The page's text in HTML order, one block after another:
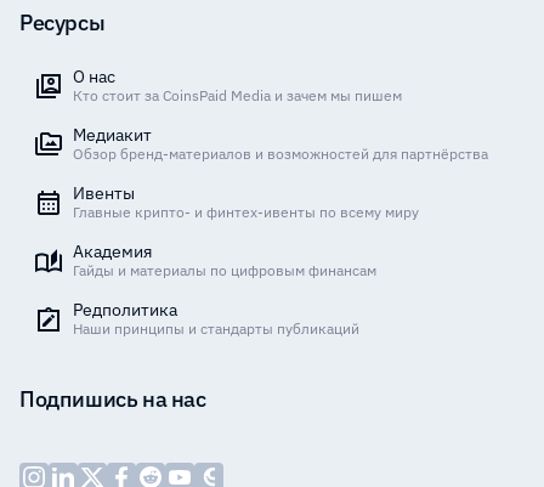
Ресурсы
О нас
Кто стоит за CoinsPaid Media и зачем мы пишем
Медиакит
Обзор бренд-материалов и возможностей для партнёрства
Ивенты
Главные крипто- и финтех-ивенты по всему миру
Академия
Гайды и материалы по цифровым финансам
Редполитика
Наши принципы и стандарты публикаций
Подпишись на нас